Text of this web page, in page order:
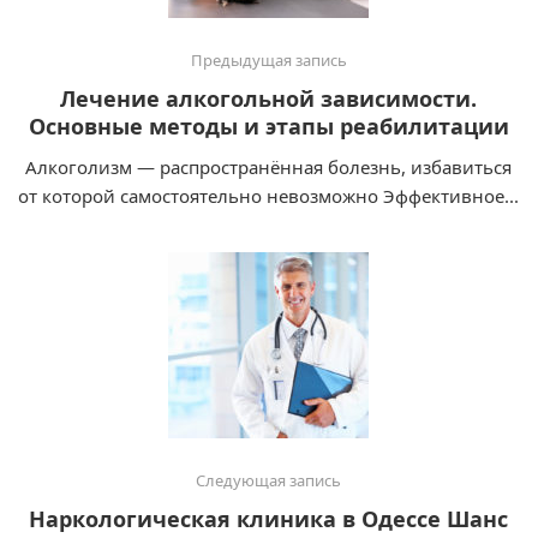
Предыдущая запись
Лечение алкогольной зависимости.
Основные методы и этапы реабилитации
Алкоголизм — распространённая болезнь, избавиться
от которой самостоятельно невозможно Эффективное...
Следующая запись
Наркологическая клиника в Одессе Шанс